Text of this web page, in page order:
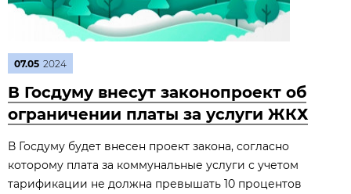
07.05 2024
В Госдуму внесут законопроект об
ограничении платы за услуги ЖКХ
В Госдуму будет внесен проект закона, согласно
которому плата за коммунальные услуги с учетом
тарификации не должна превышать 10 процентов